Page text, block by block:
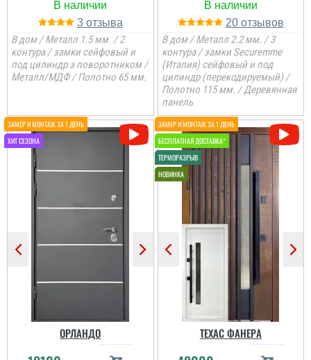
До самих дверей, а
також швидкості і якості
встановлення питань
нема. Але замірник так
дверей, що ми з
тільки зовнішні двері, а
й внутрішні...
читати всі відгуки
Петро
Дуже задоволений
компанії. Все виконало
вчасно, акуратно та
надійно.
читати всі відгуки
3
В дом / Металл 1.5 мм. / 2
контура / замки сейфовый и
под цилиндр з поворотником /
Металл/МДФ / Полотно 65 мм.
20
В дом / Металл 2.2 мм. / 3
контура / замки Securemme
(Италия) сейфовый и под
цилиндр (перекодируемый) /
Полотно 115 мм. / Деревянная
панель
ОРЛАНДО ТЕХАС ФАНЕРА